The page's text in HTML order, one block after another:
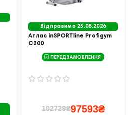
Відправимо 25.08.2026
Атлас inSPORTline Profigym
C200
ПЕРЕДЗАМОВЛЕННЯ
102729₴97593₴